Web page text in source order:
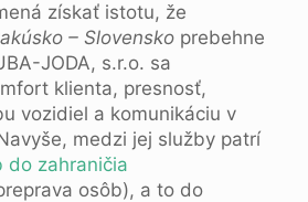
získať istotu, že
– Slovenskoprebehne
JODA, s.r.o. sa
klienta, presnosť,
vozidiel a komunikáciu v
medzi jej služby patrí
do zahraničia
osôb), a to do